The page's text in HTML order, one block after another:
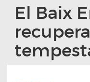
El Baix